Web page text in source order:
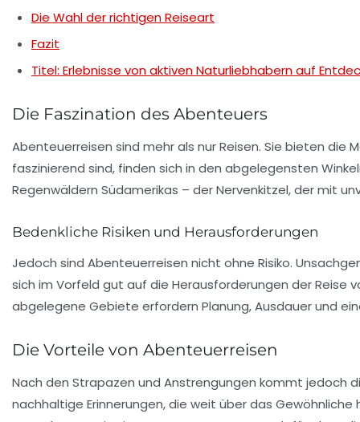
Die Wahl der richtigen Reiseart
Fazit
Titel: Erlebnisse von aktiven Naturliebhabern auf
Die Faszination des Abenteuers
Abenteuerreisen sind mehr als nur Reisen. Sie bieten
faszinierend sind, finden sich in den abgelegensten
Regenwäldern Südamerikas – der Nervenkitzel, der mit
Bedenkliche Risiken und Herausforderungen
Jedoch sind Abenteuerreisen nicht ohne Risiko.
sich im Vorfeld gut auf die Herausforderungen der Reise
abgelegene Gebiete erfordern Planung, Ausdauer und
Die Vorteile von Abenteuerreisen
Nach den Strapazen und Anstrengungen kommt jedoch
nachhaltige Erinnerungen, die weit über das